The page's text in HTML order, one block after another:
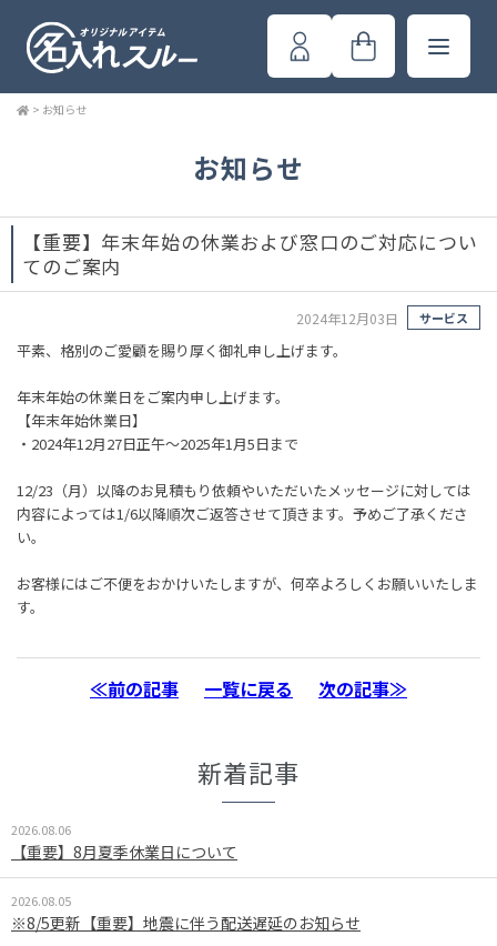
> お知らせ
お知らせ
【重要】年末年始の休業および窓口のご対応につい
てのご案内
2024年12月03日 サービス
平素、格別のご愛顧を賜り厚く御礼申し上げます。
年末年始の休業日をご案内申し上げます。
【年末年始休業日】
・2024年12月27日正午～2025年1月5日まで
12/23（月）以降のお見積もり依頼やいただいたメッセージに対しては
内容によっては1/6以降順次ご返答させて頂きます。予めご了承くださ
い。
お客様にはご不便をおかけいたしますが、何卒よろしくお願いいたしま
す。
≪前の記事 一覧に戻る 次の記事≫
新着記事
2026.08.06
【重要】8月夏季休業日について
2026.08.05
※8/5更新【重要】地震に伴う配送遅延のお知らせ